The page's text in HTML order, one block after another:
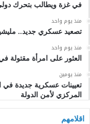
في غزة ويطالب بتحرك
منذ يوم واحد
تصعيد عسكري جديد..
منذ يوم واحد
العثور على امرأة مقتولة
منذ يومين
تعيينات عسكرية جديدة في
المركزي لأمن الدولة
اقلامهم